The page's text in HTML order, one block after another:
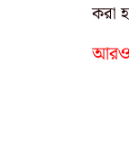
করা